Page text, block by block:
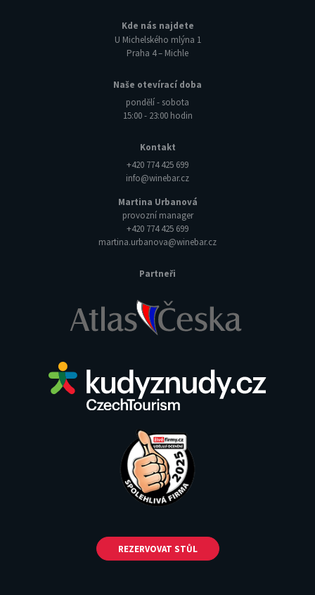
Kde nás najdete
U Michelského mlýna 1
Praha 4 – Michle
Naše otevírací doba
pondělí - sobota
15:00 - 23:00 hodin
Kontakt
+420 774 425 699
info@winebar.cz
Martina Urbanová
provozní manager
+420 774 425 699
martina.urbanova@winebar.cz
Partneři
REZERVOVAT STŮL